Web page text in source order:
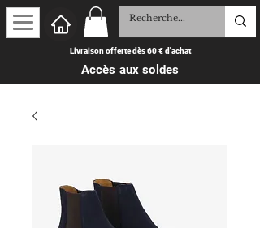
Livraison offerte dès 60 € d'achat
Accès aux soldes